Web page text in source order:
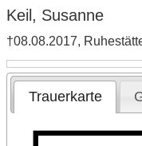
Keil, Susanne
†08.08.2017,
Trauerkarte